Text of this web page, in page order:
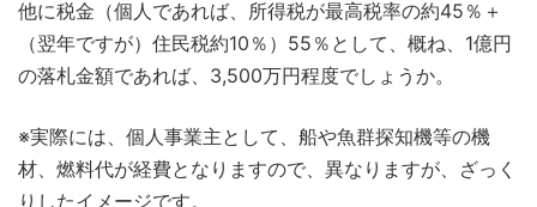
他に税金（個人であれば、所得税が最高税率の約45％＋
（翌年ですが）住民税約10％）55％として、概ね、1億円
の落札金額であれば、3,500万円程度でしょうか。
※実際には、個人事業主として、船や魚群探知機等の機
材、燃料代が経費となりますので、異なりますが、ざっく
りしたイメージです。